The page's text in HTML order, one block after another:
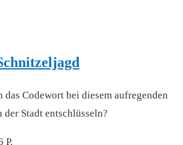
das Codewort bei diesem aufregenden
Stadt entschlüsseln?
P.